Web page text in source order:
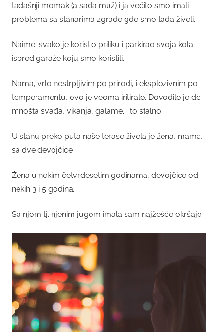
tadašnji momak (a sada muž) i ja večito smo imali
problema sa stanarima zgrade gde smo tada živeli.
Naime, svako je koristio priliku i parkirao svoja kola
ispred garaže koju smo koristili.
Nama, vrlo nestrpljivim po prirodi, i eksplozivnim po
temperamentu, ovo je veoma iritiralo. Dovodilo je do
mnošta svađa, vikanja, galame. I to stalno.
U stanu preko puta naše terase živela je žena, mama,
sa dve devojčice.
Žena u nekim četvrdesetim godinama, devojčice od
nekih 3 i 5 godina.
Sa njom tj. njenim jugom imala sam najžešće okršaje.